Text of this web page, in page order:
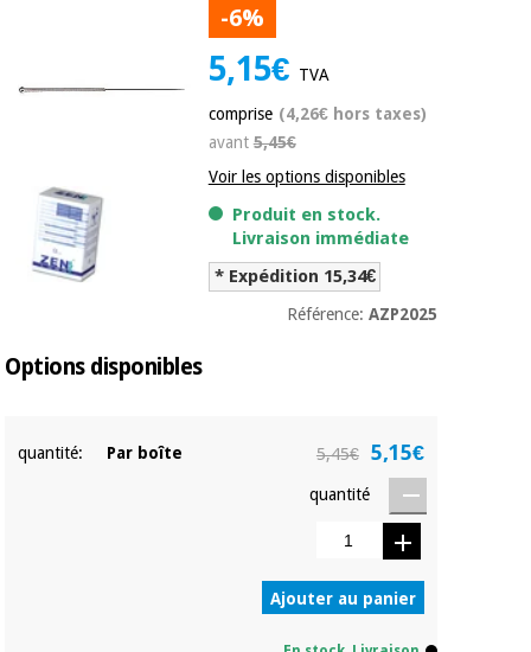
Offres
Académie
Médecine
Mobilier
clinique
Armoires
protection
Outlet
Académie
Médecine
traditionnelle
chinoise
clinique
thérapeutiques
-6%
5,15€ TVA
comprise (4,26€ hors taxes)
avant5,45€
Voir les options disponibles
Produit en stock.
Livraison immédiate
* Expédition 15,34€
Référence: AZP2025
Options disponibles
quantité: Par boîte 5,45€ 5,15€
quantité
Ajouter au panier